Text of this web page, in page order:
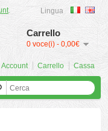
Lingua
Carrello
0 voce(i) - 0,00€
.
Account Carrello Cassa